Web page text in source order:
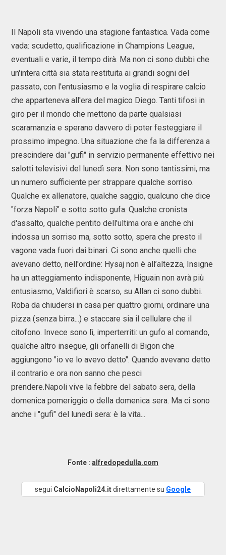
Il Napoli sta vivendo una stagione fantastica. Vada come
vada: scudetto, qualificazione in Champions League,
eventuali e varie, il tempo dirà. Ma non ci sono dubbi che
un'intera città sia stata restituita ai grandi sogni del
passato, con l'entusiasmo e la voglia di respirare calcio
che apparteneva all'era del magico Diego. Tanti tifosi in
giro per il mondo che mettono da parte qualsiasi
scaramanzia e sperano davvero di poter festeggiare il
prossimo impegno. Una situazione che fa la differenza a
prescindere dai "gufi" in servizio permanente effettivo nei
salotti televisivi del lunedì sera. Non sono tantissimi, ma
un numero sufficiente per strappare qualche sorriso.
Qualche ex allenatore, qualche saggio, qualcuno che dice
"forza Napoli" e sotto sotto gufa. Qualche cronista
d'assalto, qualche pentito dell'ultima ora e anche chi
indossa un sorriso ma, sotto sotto, spera che presto il
vagone vada fuori dai binari. Ci sono anche quelli che
avevano detto, nell'ordine: Hysaj non è all’altezza, Insigne
ha un atteggiamento indisponente, Higuain non avrà più
entusiasmo, Valdifiori è scarso, su Allan ci sono dubbi.
Roba da chiudersi in casa per quattro giorni, ordinare una
pizza (senza birra...) e staccare sia il cellulare che il
citofono. Invece sono lì, imperterriti: un gufo al comando,
qualche altro insegue, gli orfanelli di Bigon che
aggiungono "io ve lo avevo detto". Quando avevano detto
il contrario e ora non sanno che pesci
prendere.Napoli vive la febbre del sabato sera, della
domenica pomeriggio o della domenica sera. Ma ci sono
anche i "gufi" del lunedì sera: è la vita...
Fonte : alfredopedulla.com
segui CalcioNapoli24.itdirettamente su Google